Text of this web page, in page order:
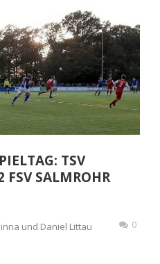
TSV
FSV SALMROHR
und Daniel Littau 0